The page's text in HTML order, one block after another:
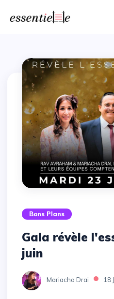
Bons Plans
Gala révèle
juin
Mariacha Drai 18